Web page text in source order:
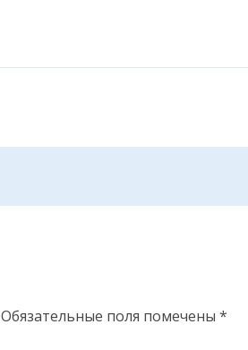
Обязательные поля помечены *